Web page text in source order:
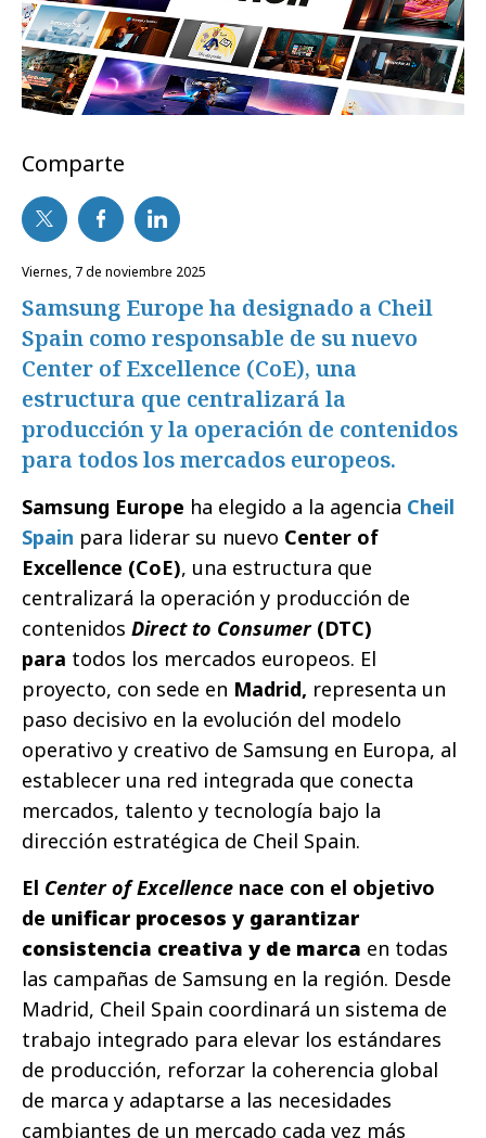
Comparte
viernes, 7 de noviembre 2025
Samsung Europe ha designado a Cheil
Spain como responsable de su nuevo
Center of Excellence (CoE), una
estructura que centralizará la
producción y la operación de contenidos
para todos los mercados europeos.
Samsung Europe ha elegido a la agencia Cheil
Spain para liderar su nuevo Center of
Excellence (CoE), una estructura que
centralizará la operación y producción de
contenidos Direct to Consumer(DTC)
para todos los mercados europeos. El
proyecto, con sede en Madrid, representa un
paso decisivo en la evolución del modelo
operativo y creativo de Samsung en Europa, al
establecer una red integrada que conecta
mercados, talento y tecnología bajo la
dirección estratégica de Cheil Spain.
El Center of Excellence nace con el objetivo
de unificar procesos y garantizar
consistencia creativa y de marca en todas
las campañas de Samsung en la región. Desde
Madrid, Cheil Spain coordinará un sistema de
trabajo integrado para elevar los estándares
de producción, reforzar la coherencia global
de marca y adaptarse a las necesidades
cambiantes de un mercado cada vez más